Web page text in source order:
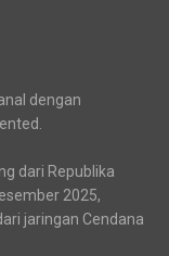
dengan
dari Republika
2025,
jaringan Cendana